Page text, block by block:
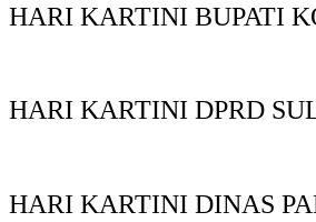
HARI KARTINI BUPATI
HARI KARTINI DPRD
HARI KARTINI DINAS